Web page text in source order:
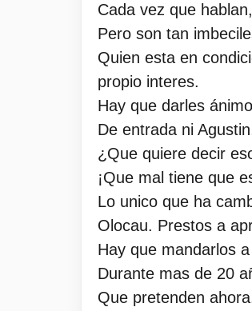
Cada vez que
Pero son tan
Quien esta en
propio interes.
Hay que darles
De entrada ni
¿Que quiere decir
¡Que mal tiene que
Lo unico que ha
Olocau. Prestos a
Hay que mandarlos
Durante mas de 20
Que pretenden